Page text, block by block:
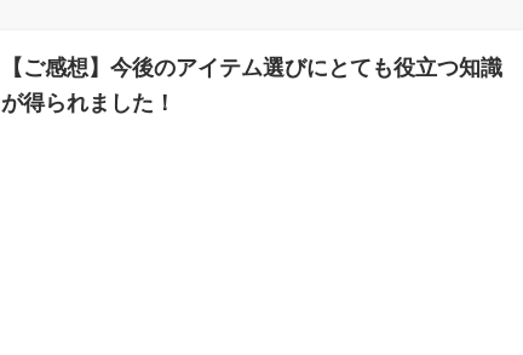
【ご感想】今後のアイテム選びにとても役立つ知識
が得られました！